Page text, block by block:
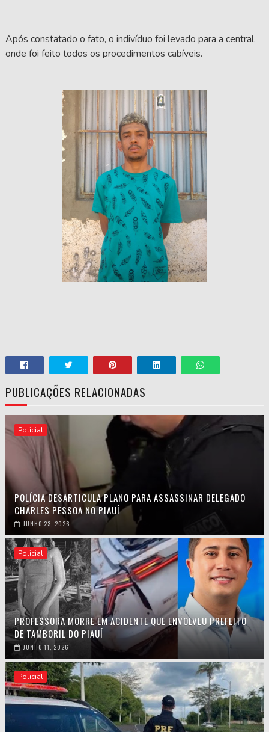
Após constatado o fato, o indivíduo foi levado para a central,
onde foi feito todos os procedimentos cabíveis.
PUBLICAÇÕES RELACIONADAS
Policial
POLÍCIA DESARTICULA PLANO PARA ASSASSINAR DELEGADO
CHARLES PESSOA NO PIAUÍ
JUNHO 23, 2026
Policial
PROFESSORA MORRE EM ACIDENTE QUE ENVOLVEU PREFEITO
DE TAMBORIL DO PIAUÍ
JUNHO 11, 2026
Policial